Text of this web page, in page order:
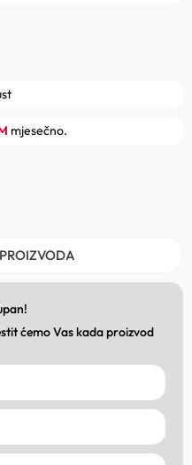
mjesečno.
ćemo Vas kada proizvod